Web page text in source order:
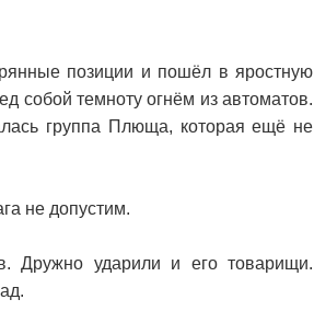
позиции и пошёл в яростную
собой темноту огнём из автоматов.
группа Плюща, которая ещё не
не допустим.
Дружно ударили и его товарищи.